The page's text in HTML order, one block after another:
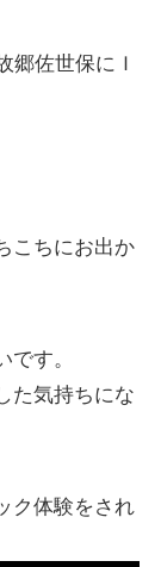
郷佐世保にＩ
こちにお出か
す。
た気持ちにな
ク体験をされ